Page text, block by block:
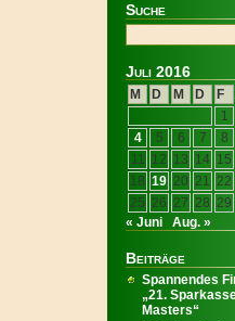
Suche
Juli 2016
M D M D F
1
4
5 6 7 8
11 12 13 14 15
18 19 20 21 22
25 26 27 28 29
« Juni
Aug. »
Beiträge
Spannendes
„21.
Masters“